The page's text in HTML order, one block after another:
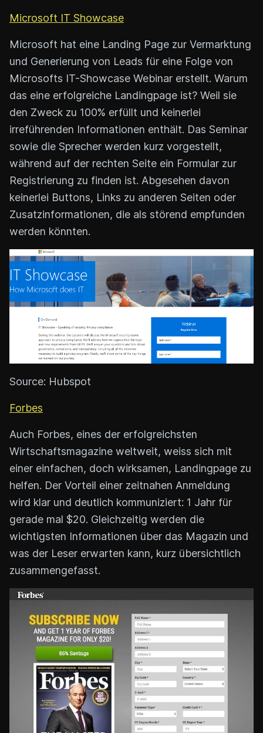
Microsoft IT Showcase
Microsoft hat eine Landing Page zur Vermarktung
und Generierung von Leads für eine Folge von
Microsofts IT-Showcase Webinar erstellt. Warum
das eine erfolgreiche Landingpage ist? Weil sie
den Zweck zu 100% erfüllt und keinerlei
irreführenden Informationen enthält. Das Seminar
sowie die Sprecher werden kurz vorgestellt,
während auf der rechten Seite ein Formular zur
Registrierung zu finden ist. Abgesehen davon
keinerlei Buttons, Links zu anderen Seiten oder
Zusatzinformationen, die als störend empfunden
werden könnten.
Source: Hubspot
Forbes
Auch Forbes, eines der erfolgreichsten
Wirtschaftsmagazine weltweit, weiss sich mit
einer einfachen, doch wirksamen, Landingpage zu
helfen. Der Vorteil einer zeitnahen Anmeldung
wird klar und deutlich kommuniziert: 1 Jahr für
gerade mal $20. Gleichzeitig werden die
wichtigsten Informationen über das Magazin und
was der Leser erwarten kann, kurz übersichtlich
zusammengefasst.